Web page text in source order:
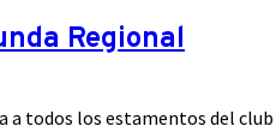
Regional
todos los estamentos del